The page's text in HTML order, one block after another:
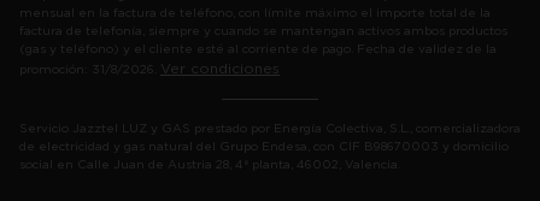
mensual en la factura de teléfono, con límite máximo el importe total de la
factura de telefonía, siempre y cuando se mantengan activos ambos productos
(gas y teléfono) y el cliente esté al corriente de pago. Fecha de validez de la
promoción: 31/8/2026. Ver condiciones
Servicio Jazztel LUZ y GAS prestado por Energía Colectiva, S.L., comercializadora
de electricidad y gas natural del Grupo Endesa, con CIF B98670003 y domicilio
social en Calle Juan de Austria 28, 4ª planta, 46002, Valencia.